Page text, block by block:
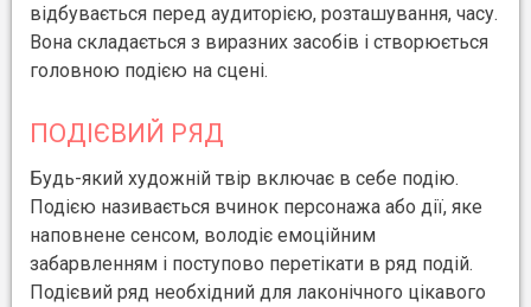
відбувається перед аудиторією, розташування, часу.
Вона складається з виразних засобів і створюється
головною подією на сцені.
ПОДІЄВИЙ РЯД
Будь-який художній твір включає в себе подію.
Подією називається вчинок персонажа або дії, яке
наповнене сенсом, володіє емоційним
забарвленням і поступово перетікати в ряд подій.
Подієвий ряд необхідний для лаконічного цікавого